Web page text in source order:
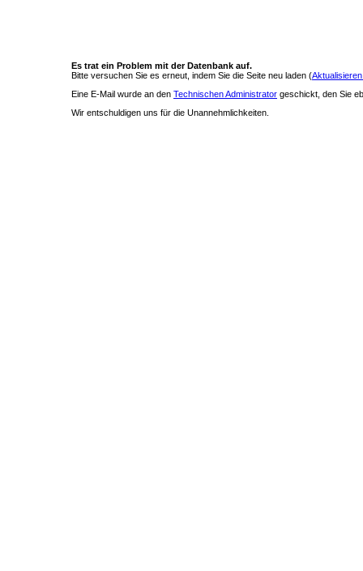
Es trat ein Problem mit der Datenbank auf.
Bitte versuchen Sie es erneut, indem Sie die Seite neu laden (
Eine E-Mail wurde an den Technischen Administrator geschickt, den Sie
Wir entschuldigen uns für die Unannehmlichkeiten.